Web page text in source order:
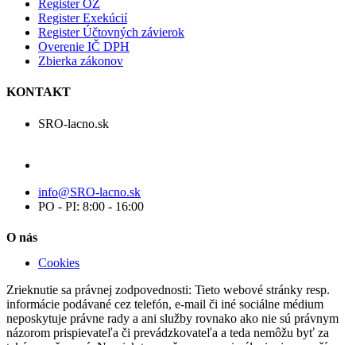
Register OZ
Register Exekúcií
Register Účtovných závierok
Overenie IČ DPH
Zbierka zákonov
KONTAKT
SRO-lacno.sk
info@SRO-lacno.sk
PO - PI: 8:00 - 16:00
O nás
Cookies
Zrieknutie sa právnej zodpovednosti: Tieto webové stránky resp.
informácie podávané cez telefón, e-mail či iné sociálne médium
neposkytuje právne rady a ani služby rovnako ako nie sú právnym
názorom prispievateľa či prevádzkovateľa a teda nemôžu byť za